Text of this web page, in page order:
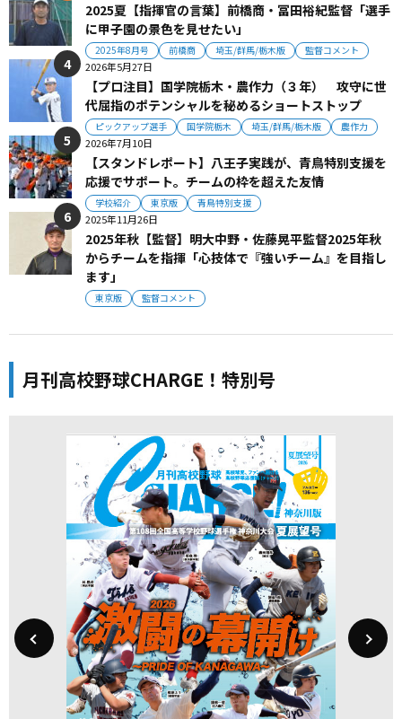
2025夏【指揮官の言葉】前橋商・冨田裕紀監督「選手
に甲子園の景色を見せたい」
2025年8月号 前橋商 埼玉/群馬/栃木版 監督コメント
2026年5月27日
【プロ注目】国学院栃木・農作力（３年） 攻守に世
代屈指のポテンシャルを秘めるショートストップ
ピックアップ選手 国学院栃木 埼玉/群馬/栃木版 農作力
2026年7月10日
【スタンドレポート】八王子実践が、青鳥特別支援を
応援でサポート。チームの枠を超えた友情
学校紹介 東京版 青鳥特別支援
2025年11月26日
2025年秋【監督】明大中野・佐藤晃平監督2025年秋
からチームを指揮「心技体で『強いチーム』を目指し
ます」
東京版 監督コメント
月刊高校野球CHARGE！特別号